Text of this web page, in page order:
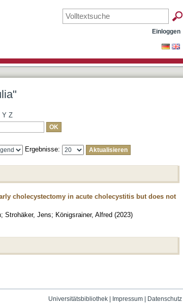
Einloggen
Y Z
Ergebnisse:
cholecystectomy in acute cholecystitis but does not
; Strohäker, Jens; Königsrainer, Alfred (2023)
Universitätsbibliothek| Impressum| Datenschutz